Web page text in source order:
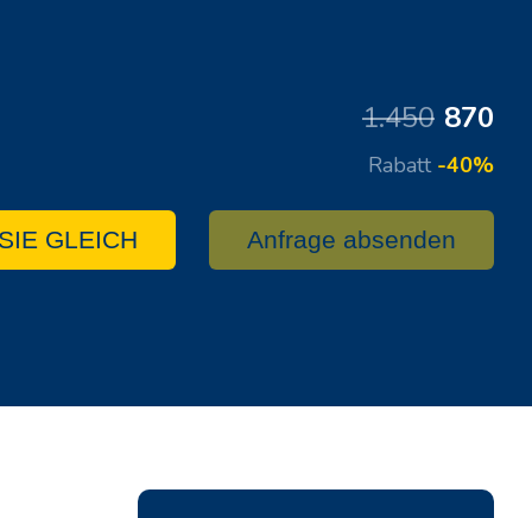
1.450 870
Rabatt -40%
GLEICH Anfrage absenden